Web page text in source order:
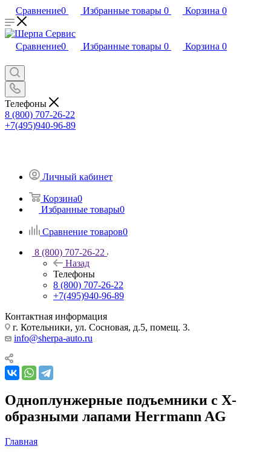
Сравнение0 Избранные товары 0 Корзина 0
Сравнение0 Избранные товары 0 Корзина 0
Телефоны
8 (800) 707-26-22
+7(495)940-96-89
Личный кабинет
Корзина0
Избранные товары0
Сравнение товаров0
8 (800) 707-26-22
Назад
Телефоны
8 (800) 707-26-22
+7(495)940-96-89
Контактная информация
г. Котельники, ул. Сосновая, д.5, помещ. 3.
info@sherpa-auto.ru
Одноплунжерные подъемники с X-
образными лапами Herrmann AG
Главная